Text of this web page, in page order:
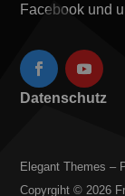
Facebook und
Datenschutz
Elegant Themes –
Copyrgiht © 2026